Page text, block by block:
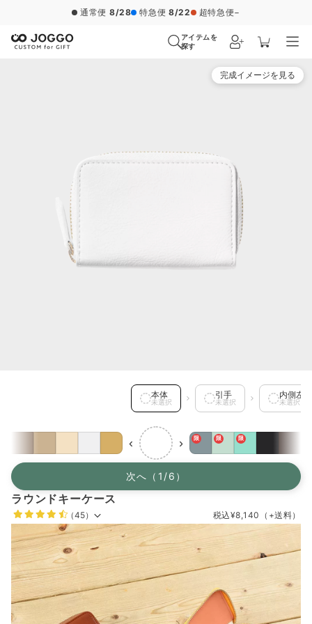
通常便 8/28 特急便 8/22 超特急便−
アイテムを
探す
完成イメージを見る
本体
未選択
引手
未選択
内側左右
未選択
限 限 限
‹ ›
ラウンドキーケース
（45） 税込¥8,140 （+送料）
次へ（1/6）